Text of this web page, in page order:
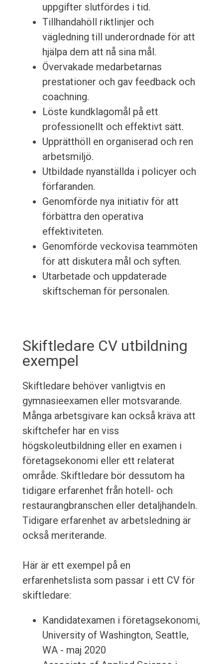
uppgifter slutfördes i tid.
Tillhandahöll riktlinjer och
vägledning till underordnade för att
hjälpa dem att nå sina mål.
Övervakade medarbetarnas
prestationer och gav feedback och
coachning.
Löste kundklagomål på ett
professionellt och effektivt sätt.
Upprätthöll en organiserad och ren
arbetsmiljö.
Utbildade nyanställda i policyer och
förfaranden.
Genomförde nya initiativ för att
förbättra den operativa
effektiviteten.
Genomförde veckovisa teammöten
för att diskutera mål och syften.
Utarbetade och uppdaterade
skiftscheman för personalen.
Skiftledare CV utbildning
exempel
Skiftledare behöver vanligtvis en
gymnasieexamen eller motsvarande.
Många arbetsgivare kan också kräva att
skiftchefer har en viss
högskoleutbildning eller en examen i
företagsekonomi eller ett relaterat
område. Skiftledare bör dessutom ha
tidigare erfarenhet från hotell- och
restaurangbranschen eller detaljhandeln.
Tidigare erfarenhet av arbetsledning är
också meriterande.
Här är ett exempel på en
erfarenhetslista som passar i ett CV för
skiftledare:
Kandidatexamen i företagsekonomi,
University of Washington, Seattle,
WA - maj 2020